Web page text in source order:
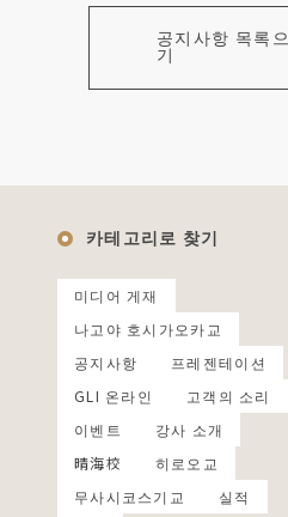
공지사항 목록
기
카테고리로 찾기
미디어 게재
나고야 호시가오카교
공지사항
프레젠테이션
GLI 온라인
고객의 소리
이벤트
강사 소개
晴海校
히로오교
무사시코스기교
실적